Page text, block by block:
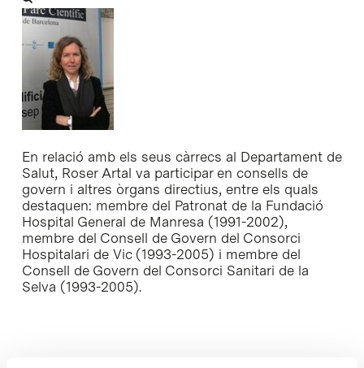
En relació amb els seus càrrecs al Departament de
Salut, Roser Artal va participar en consells de
govern i altres òrgans directius, entre els quals
destaquen: membre del Patronat de la Fundació
Hospital General de Manresa (1991-2002),
membre del Consell de Govern del Consorci
Hospitalari de Vic (1993-2005) i membre del
Consell de Govern del Consorci Sanitari de la
Selva (1993-2005).